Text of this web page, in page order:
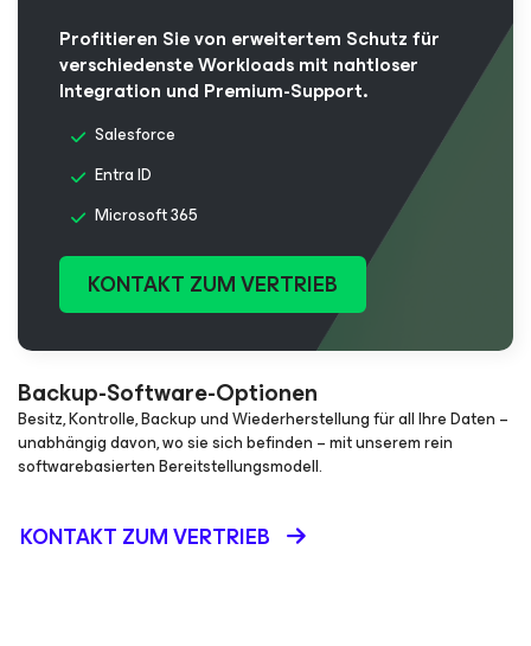
Profitieren Sie von erweitertem Schutz für
verschiedenste Workloads mit nahtloser
Integration und Premium-Support.
Salesforce
Entra ID
Microsoft 365
KONTAKT ZUM VERTRIEB
Backup-Software-Optionen
Besitz, Kontrolle, Backup und Wiederherstellung für all Ihre Daten –
unabhängig davon, wo sie sich befinden – mit unserem rein
softwarebasierten Bereitstellungsmodell.
KONTAKT ZUM VERTRIEB